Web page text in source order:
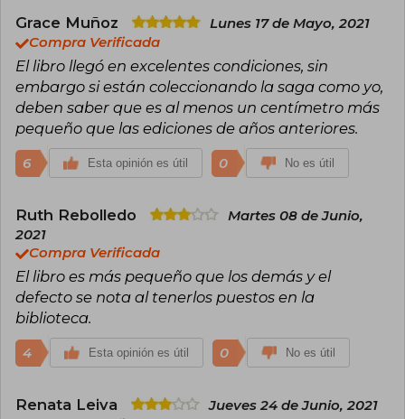
Book Award (2006).
literario con 9 novelas de la saga principal, spin-
offs de Lord John Grey, la colección Siete
piedras para resistir o caer, tres libros de no
ficción y una novela gráfica de Outlander,
publicados en español por Salamandra.
Grace Muñoz
Lunes 17 de Mayo, 2021
Compra Verificada
El libro llegó en excelentes condiciones, sin
embargo si están coleccionando la saga como yo,
deben saber que es al menos un centímetro más
pequeño que las ediciones de años anteriores.
6 Esta opinión es útil 0 No es útil
Ruth Rebolledo
Martes 08 de Junio,
2021
Compra Verificada
El libro es más pequeño que los demás y el
defecto se nota al tenerlos puestos en la
biblioteca.
4 Esta opinión es útil 0 No es útil
Renata Leiva
Jueves 24 de Junio, 2021